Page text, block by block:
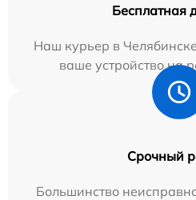
Бесплатная
Наш курьер в
ваше устройство на
Срочный
Большинство